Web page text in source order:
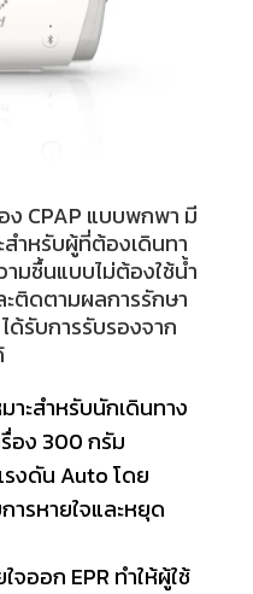
ง CPAP แบบพกพา มี
สำหรับผู้ที่ต้องเดินทา
ามชื้นแบบไม่ต้องใช้น้ำ
ติดตามผลการรักษา
ด้รับการรับรองจาก
าะสำหรับนักเดินทาง
อง 300 กรัม
งดัน Auto โดย
รหายใจและหยุด
ออก EPR ทำให้ผู้ใช้